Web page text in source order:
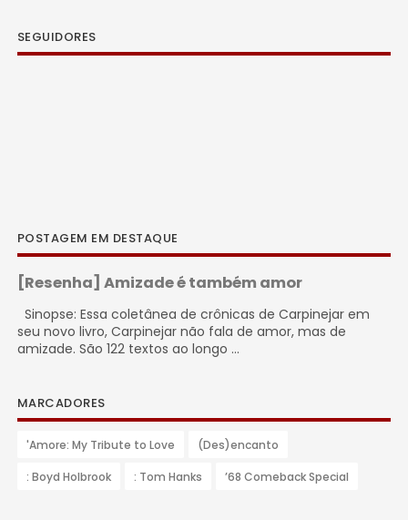
SEGUIDORES
POSTAGEM EM DESTAQUE
[Resenha] Amizade é também amor
Sinopse: Essa coletânea de crônicas de Carpinejar em
seu novo livro, Carpinejar não fala de amor, mas de
amizade. São 122 textos ao longo ...
MARCADORES
'Amore: My Tribute to Love (Des)encanto
: Boyd Holbrook : Tom Hanks ’68 Comeback Special